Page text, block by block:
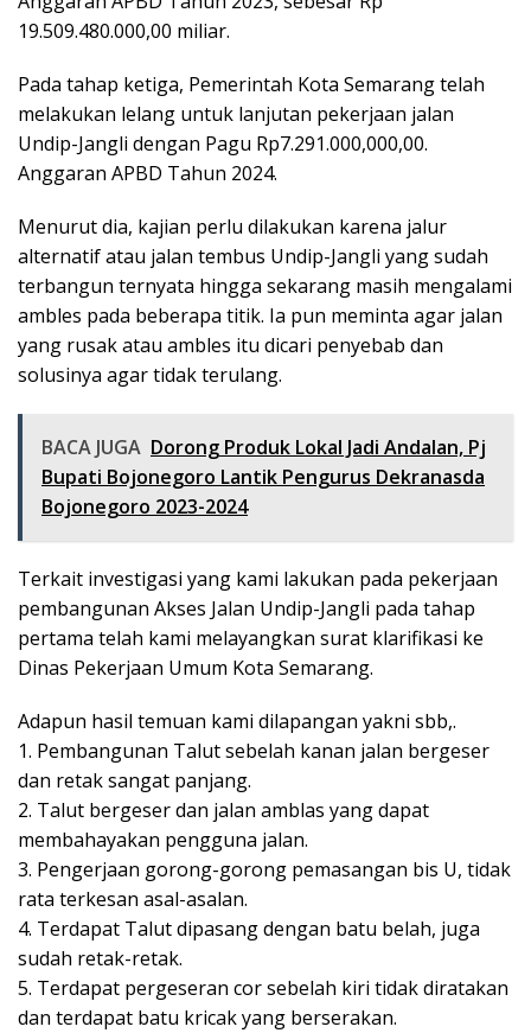
19.509.480.000,00 miliar.
Pada tahap ketiga, Pemerintah Kota Semarang telah
melakukan lelang untuk lanjutan pekerjaan jalan
Undip-Jangli dengan Pagu Rp7.291.000,000,00.
Anggaran APBD Tahun 2024.
Menurut dia, kajian perlu dilakukan karena jalur
alternatif atau jalan tembus Undip-Jangli yang sudah
terbangun ternyata hingga sekarang masih mengalami
ambles pada beberapa titik. Ia pun meminta agar jalan
yang rusak atau ambles itu dicari penyebab dan
solusinya agar tidak terulang.
BACA JUGA Dorong Produk Lokal Jadi Andalan, Pj
Bupati Bojonegoro Lantik Pengurus Dekranasda
Bojonegoro 2023-2024
Terkait investigasi yang kami lakukan pada pekerjaan
pembangunan Akses Jalan Undip-Jangli pada tahap
pertama telah kami melayangkan surat klarifikasi ke
Dinas Pekerjaan Umum Kota Semarang.
Adapun hasil temuan kami dilapangan yakni sbb,.
1. Pembangunan Talut sebelah kanan jalan bergeser
dan retak sangat panjang.
2. Talut bergeser dan jalan amblas yang dapat
membahayakan pengguna jalan.
3. Pengerjaan gorong-gorong pemasangan bis U, tidak
rata terkesan asal-asalan.
4. Terdapat Talut dipasang dengan batu belah, juga
sudah retak-retak.
5. Terdapat pergeseran cor sebelah kiri tidak diratakan
dan terdapat batu kricak yang berserakan.